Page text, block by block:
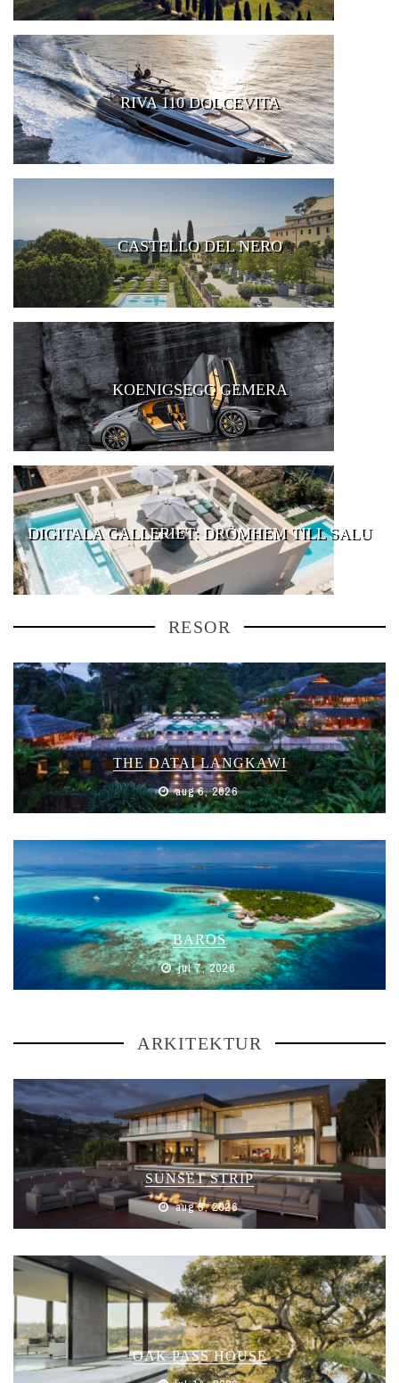
RIVA 110 DOLCEVITA
CASTELLO DEL NERO
KOENIGSEGG GEMERA
DIGITALA GALLERIET: DRÖMHEM TILL SALU
RESOR
THE DATAI LANGKAWI
aug 6, 2026
BAROS
jul 7, 2026
ARKITEKTUR
SUNSET STRIP
aug 3, 2026
OAK PASS HOUSE